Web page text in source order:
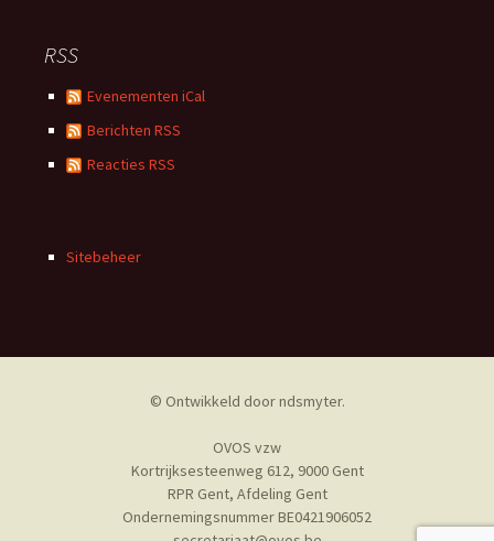
RSS
Evenementen iCal
Berichten RSS
Reacties RSS
Sitebeheer
© Ontwikkeld doorndsmyter.
OVOS vzw
Kortrijksesteenweg 612, 9000 Gent
RPR Gent, Afdeling Gent
Ondernemingsnummer BE0421906052